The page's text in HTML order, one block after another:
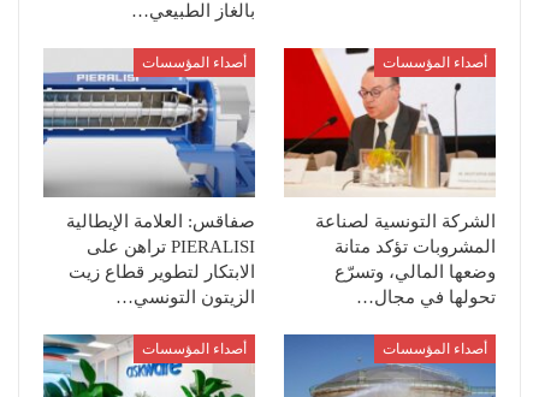
بالغاز الطبيعي…
أصداء المؤسسات
الشركة التونسية لصناعة
المشروبات تؤكد متانة
وضعها المالي، وتسرّع
تحولها في مجال…
أصداء المؤسسات
صفاقس: العلامة الإيطالية
PIERALISI تراهن على
الابتكار لتطوير قطاع زيت
الزيتون التونسي…
أصداء المؤسسات أصداء المؤسسات